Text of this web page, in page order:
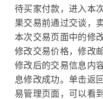
待买家付款，进入本
果交易前通过交谈，
本次交易页面中的修
修改交易价格，修改
修改后的交易信息内
息修改成功。单击返
易管理页面，可以看